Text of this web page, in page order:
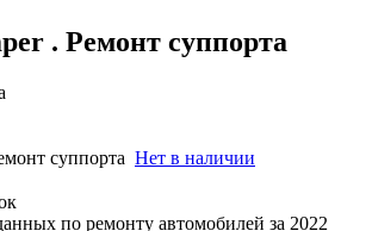
. Ремонт суппорта
суппорта Нет в наличии
по ремонту автомобилей за 2022